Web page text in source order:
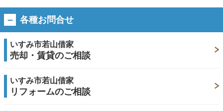
各種お問合せ
いすみ市若山借家
売却・賃貸のご相談
いすみ市若山借家
リフォームのご相談